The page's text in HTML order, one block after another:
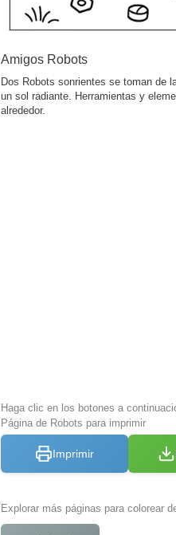
Amigos Robots
Dos Robots sonrientes se toman de
un sol radiante. Herramientas y
alrededor.
Haga clic en los botones a
Página de Robots para imprimir
Imprimir
Explorar más páginas para colorear